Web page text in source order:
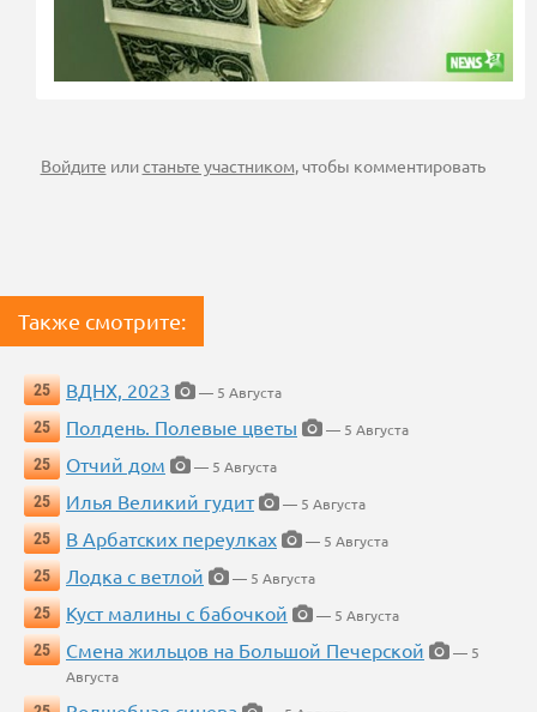
Войдите илистаньте участником, чтобы комментировать
Также смотрите:
25 ВДНХ, 2023
— 5 Августа
25
Полдень. Полевые цветы
— 5 Августа
25
Отчий дом
— 5 Августа
25
Илья Великий гудит
— 5 Августа
25
В Арбатских переулках
— 5 Августа
25
Лодка с ветлой
— 5 Августа
25
Куст малины с бабочкой
— 5 Августа
25
Смена жильцов на Большой Печерской
— 5
Августа